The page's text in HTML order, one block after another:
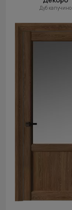
Дуб капучино